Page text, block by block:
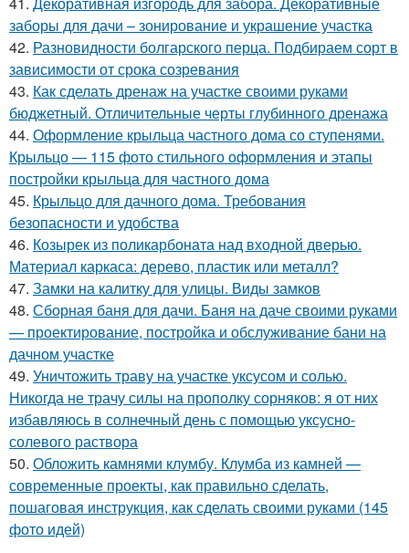
заборы для дачи – зонирование и украшение участка
42. Разновидности болгарского перца. Подбираем сорт в
зависимости от срока созревания
43. Как сделать дренаж на участке своими руками
бюджетный. Отличительные черты глубинного дренажа
44. Оформление крыльца частного дома со ступенями.
Крыльцо — 115 фото стильного оформления и этапы
постройки крыльца для частного дома
45. Крыльцо для дачного дома. Требования
безопасности и удобства
46. Козырек из поликарбоната над входной дверью.
Материал каркаса: дерево, пластик или металл?
47. Замки на калитку для улицы. Виды замков
48. Сборная баня для дачи. Баня на даче своими руками
— проектирование, постройка и обслуживание бани на
дачном участке
49. Уничтожить траву на участке уксусом и солью.
Никогда не трачу силы на прополку сорняков: я от них
избавляюсь в солнечный день с помощью уксусно-
солевого раствора
50. Обложить камнями клумбу. Клумба из камней —
современные проекты, как правильно сделать,
пошаговая инструкция, как сделать своими руками (145
фото идей)